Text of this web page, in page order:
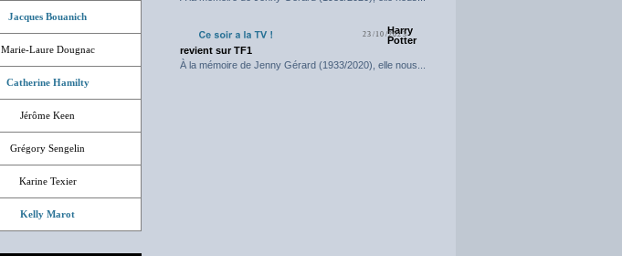
Jacques Bouanich
Marie-Laure Dougnac
Catherine Hamilty
Jérôme Keen
Grégory Sengelin
Karine Texier
Kelly Marot
23/10/2023
Harry
Potter
revient sur TF1
À la mémoire de Jenny Gérard (1933/2020), elle nous...